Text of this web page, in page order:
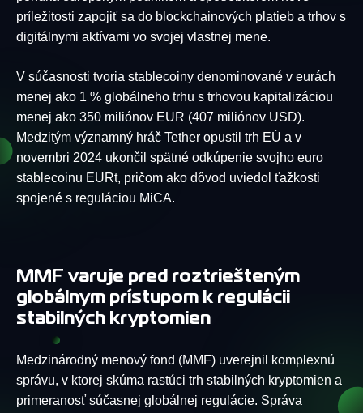
príležitosti zapojiť sa do blockchainových platieb a trhov s
digitálnymi aktívami vo svojej vlastnej mene.
V súčasnosti tvoria stablecoiny denominované v eurách
menej ako 1 % globálneho trhu s trhovou kapitalizáciou
menej ako 350 miliónov EUR (407 miliónov USD).
Medzitým významný hráč Tether opustil trh EÚ a v
novembri 2024 ukončil spätné odkúpenie svojho euro
stablecoinu EURt, pričom ako dôvod uviedol ťažkosti
spojené s reguláciou MiCA.
MMF varuje pred roztriešteným
globálnym prístupom k regulácii
stabilných kryptomien
Medzinárodný menový fond (MMF) uverejnil komplexnú
správu, v ktorej skúma rastúci trh stabilných kryptomien a
primeranosť súčasnej globálnej regulácie. Správa